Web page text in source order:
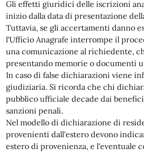
Gli effetti giuridici delle iscrizioni
inizio dalla data di presentazione
Tuttavia, se gli accertamenti danno
l'Ufficio Anagrafe interrompe il
una comunicazione al richiedente,
presentando memorie o documenti
In caso di false dichiarazioni viene
giudiziaria. Si ricorda che chi
pubblico ufficiale decade dai
sanzioni penali.
Nel modello di dichiarazione di
provenienti dall'estero devono
estero di provenienza, e l'eventuale